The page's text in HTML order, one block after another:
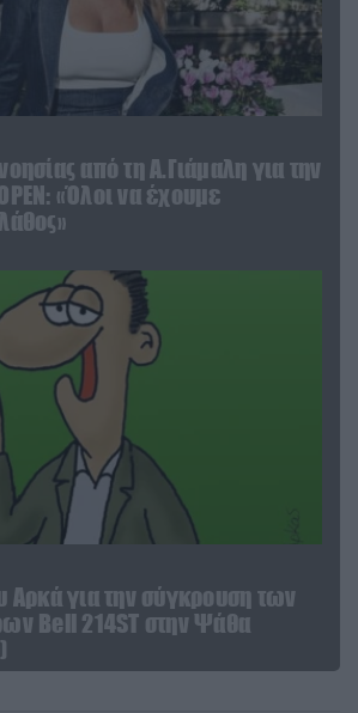
από τη Α.Γιάμαλη για την
«Όλοι να έχουμε
Αρκά για την σύγκρουση των
Bell 214ST στην Ψάθα